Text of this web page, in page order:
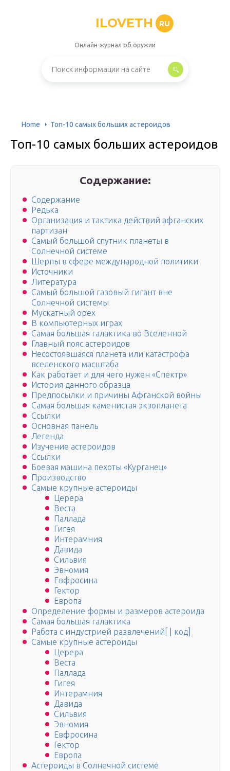
ILOVETH RU
Онлайн-журнал об оружии
Home Топ-10 самых больших астероидов
Топ-10 самых больших астероидов
Содержание:
Содержание
Редька
Организация и тактика действий афганских
партизан
Самый большой спутник планеты в
Солнечной системе
Шерпы в сфере международной политики
Источники
Литература
Самый большой газовый гигант вне
Солнечной системы
Мускатный орех
В компьютерных играх
Самая большая галактика во Вселенной
Главный пояс астероидов
Несостоявшаяся планета или катастрофа
вселенского масштаба
Как работает и для чего нужен «Спектр»
История данного образца
Предпосылки и причины Афганской войны
Самая большая каменистая экзопланета
Ссылки
Основная панель
Легенда
Изучение астероидов
Ссылки
Боевая машина пехоты «Курганец»
Производство
Самые крупные астероиды
Церера
Веста
Паллада
Гигея
Интерамния
Давида
Сильвия
Эвномия
Евфросина
Гектор
Европа
Определение формы и размеров астероида
Самая большая галактика
Работа с индустрией развлечений[ | код]
Самые крупные астероиды
Церера
Веста
Паллада
Гигея
Интерамния
Давида
Сильвия
Эвномия
Евфросина
Гектор
Европа
Астероиды в Солнечной системе